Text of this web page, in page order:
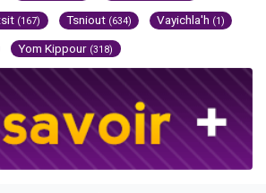
(167) Tsniout (634) Vayichla'h (1)
Yom Kippour (318)